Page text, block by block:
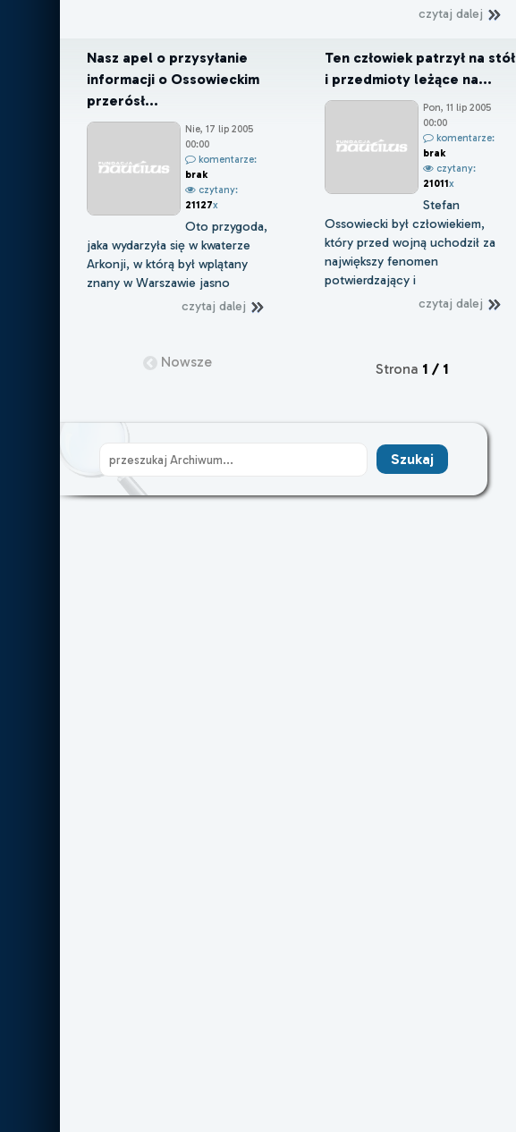
czytaj dalej
Nasz apel o przysyłanie
informacji o Ossowieckim
przerósł...
Nie, 17 lip 2005
00:00
komentarze:
brak
czytany:
21127x
Oto przygoda,
jaka wydarzyła się w kwaterze
Arkonji, w którą był wplątany
znany w Warszawie jasno
czytaj dalej
Ten człowiek patrzył na stół
i przedmioty leżące na...
Pon, 11 lip 2005
00:00
komentarze:
brak
czytany:
21011x
Stefan
Ossowiecki był człowiekiem,
który przed wojną uchodził za
największy fenomen
potwierdzający i
czytaj dalej
Nowsze Strona 1 / 1